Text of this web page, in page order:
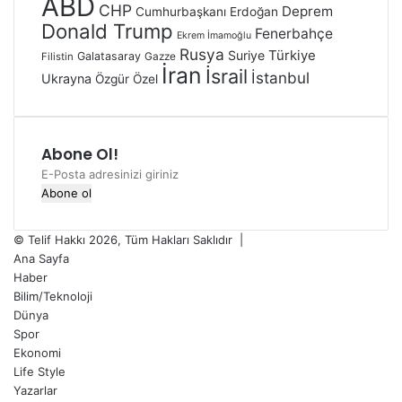
ABD CHP Cumhurbaşkanı Erdoğan Deprem
Donald Trump Ekrem İmamoğlu Fenerbahçe
Filistin Galatasaray Gazze Rusya Suriye Türkiye
Ukrayna Özgür Özel İran İsrail İstanbul
Abone Ol!
E-
Posta
giriniz
© Telif Hakkı 2026, Tüm Hakları Saklıdır |
Ana Sayfa
Haber
Bilim/Teknoloji
Dünya
Spor
Ekonomi
Life Style
Yazarlar